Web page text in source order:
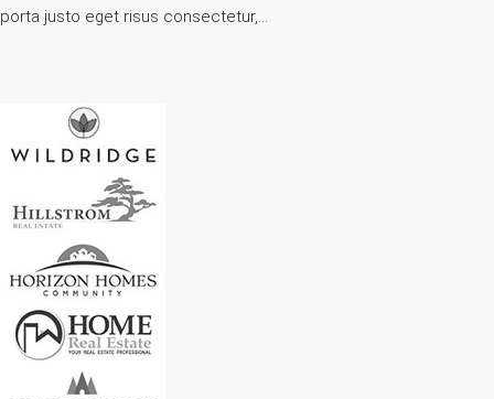
porta justo eget risus consectetur,…